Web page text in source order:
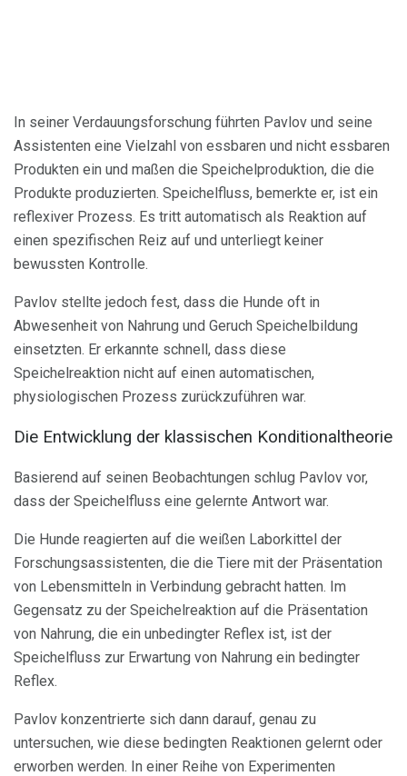
In seiner Verdauungsforschung führten Pavlov und seine
Assistenten eine Vielzahl von essbaren und nicht essbaren
Produkten ein und maßen die Speichelproduktion, die die
Produkte produzierten. Speichelfluss, bemerkte er, ist ein
reflexiver Prozess. Es tritt automatisch als Reaktion auf
einen spezifischen Reiz auf und unterliegt keiner
bewussten Kontrolle.
Pavlov stellte jedoch fest, dass die Hunde oft in
Abwesenheit von Nahrung und Geruch Speichelbildung
einsetzten. Er erkannte schnell, dass diese
Speichelreaktion nicht auf einen automatischen,
physiologischen Prozess zurückzuführen war.
Die Entwicklung der klassischen Konditionaltheorie
Basierend auf seinen Beobachtungen schlug Pavlov vor,
dass der Speichelfluss eine gelernte Antwort war.
Die Hunde reagierten auf die weißen Laborkittel der
Forschungsassistenten, die die Tiere mit der Präsentation
von Lebensmitteln in Verbindung gebracht hatten. Im
Gegensatz zu der Speichelreaktion auf die Präsentation
von Nahrung, die ein unbedingter Reflex ist, ist der
Speichelfluss zur Erwartung von Nahrung ein bedingter
Reflex.
Pavlov konzentrierte sich dann darauf, genau zu
untersuchen, wie diese bedingten Reaktionen gelernt oder
erworben werden. In einer Reihe von Experimenten